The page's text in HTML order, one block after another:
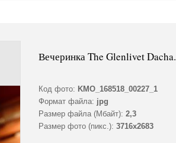
Вечеринка The Glenlivet Dacha.
Код фото: KMO_168518_00227_1
Формат файла: jpg
Размер файла (Мбайт): 2,3
Размер фото (пикс.): 3716x2683